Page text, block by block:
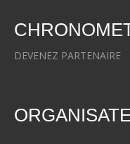
DEVENEZ PARTENAIRE